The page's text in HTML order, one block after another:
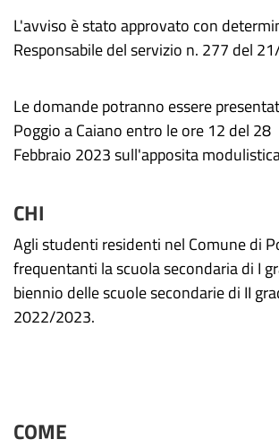
L'avviso è stato approvato con
Responsabile del servizio n. 277 del
Le domande potranno essere
Poggio a Caiano entro le ore 12 del 28
Febbraio 2023 sull'apposita
CHI
Agli studenti residenti nel Comune di
frequentanti la scuola secondaria di I
biennio delle scuole secondarie di II
2022/2023.
COME